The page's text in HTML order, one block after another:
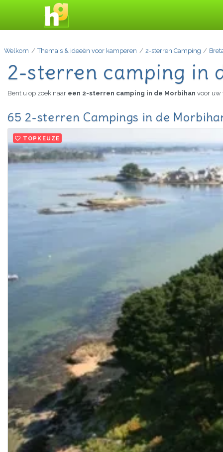
Welkom Thema's & ideeën voor kamperen 2-sterren Camping
2-sterren camping in
Bent u op zoek naar een 2-sterren camping in de Morbihan voor uw
65 2-sterren Campings in de
TOPKEUZE